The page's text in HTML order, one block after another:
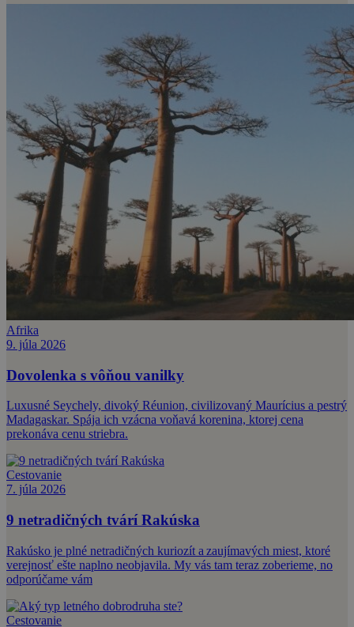
Afrika
9. júla 2026
Dovolenka s vôňou vanilky
Luxusné Seychely, divoký Réunion, civilizovaný Maurícius a pestrý
Madagaskar. Spája ich vzácna voňavá korenina, ktorej cena
prekonáva cenu striebra.
Cestovanie
7. júla 2026
9 netradičných tvárí Rakúska
Rakúsko je plné netradičných kuriozít a zaujímavých miest, ktoré
verejnosť ešte naplno neobjavila. My vás tam teraz zoberieme, no
odporúčame vám
Cestovanie